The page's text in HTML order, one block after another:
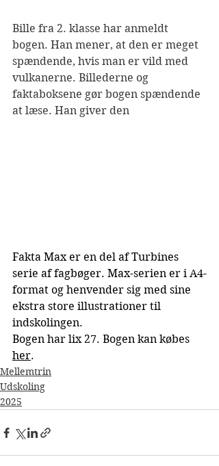
Bille fra 2. klasse har anmeldt
bogen. Han mener, at den er meget
spændende, hvis man er vild med
vulkanerne. Billederne og
faktaboksene gør bogen spændende
at læse. Han giver den
Fakta Max er en del af Turbines
serie af fagbøger. Max-serien er i A4-
format og henvender sig med sine
ekstra store illustrationer til
indskolingen.
Bogen har lix 27. Bogen kan købes
her.
Mellemtrin
Udskoling
2025